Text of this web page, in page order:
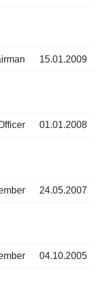
15.01.2009
01.01.2008
24.05.2007
04.10.2005